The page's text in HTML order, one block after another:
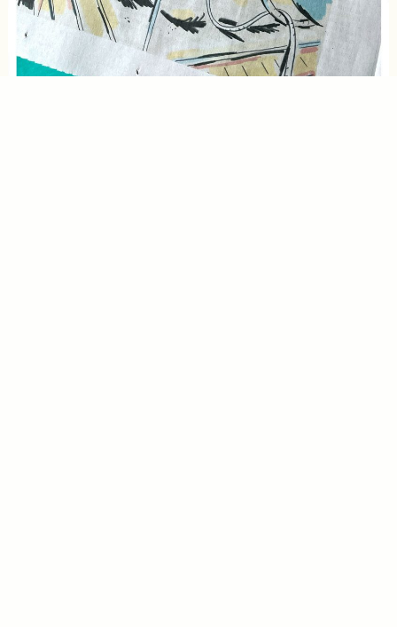
Haiti Cheri Eine gezeichnete Reportage